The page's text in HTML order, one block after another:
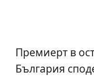
Премиерт в
България